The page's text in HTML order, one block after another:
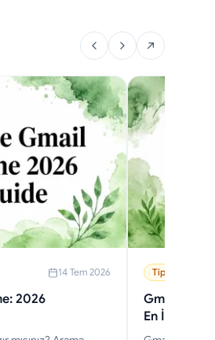
14 Tem 2026
2026
Tips
Gmail için
En İyi